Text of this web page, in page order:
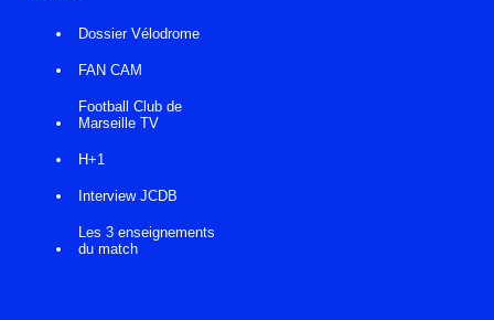
Dossier Vélodrome
FAN CAM
Football Club de
Marseille TV
H+1
Interview JCDB
Les 3 enseignements
du match